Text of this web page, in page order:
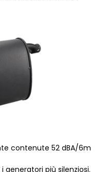
contenute 52 dBA/6m
generatori più silenziosi.